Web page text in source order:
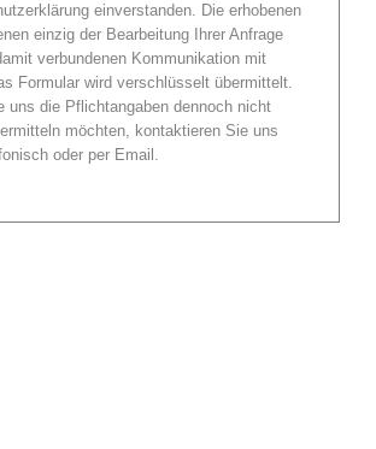
einverstanden. Die erhobenen
einzig der Bearbeitung Ihrer Anfrage
verbundenen Kommunikation mit
Formular wird verschlüsselt übermittelt.
uns die Pflichtangaben dennoch nicht
möchten, kontaktieren Sie uns
oder per Email.